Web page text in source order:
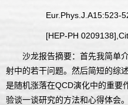
Eur.Phys.J.A15:523-
[HEP-PH
沙龙报告摘要：首先我简单
射中的若干问题。然后简短的综
是随机涨落在QCD演化中的重要
验谈一谈研究的方法和心得体会。